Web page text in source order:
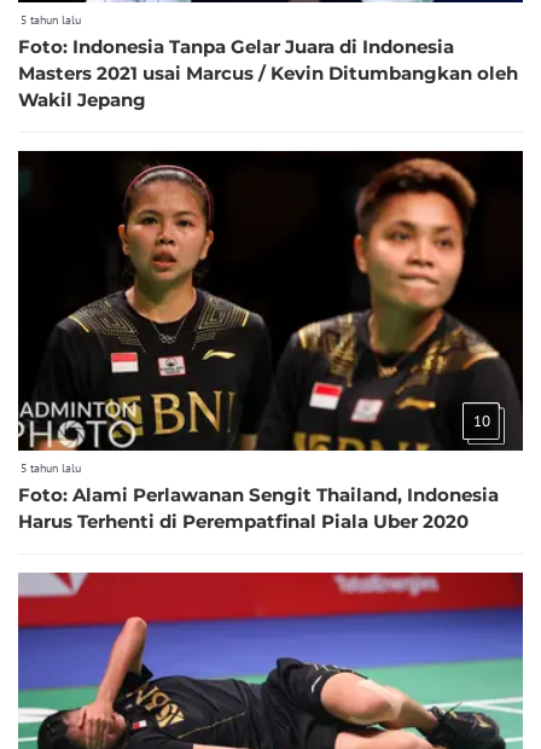
5 tahun lalu
Foto: Indonesia Tanpa Gelar Juara di Indonesia
Masters 2021 usai Marcus / Kevin Ditumbangkan oleh
Wakil Jepang
10
5 tahun lalu
Foto: Alami Perlawanan Sengit Thailand, Indonesia
Harus Terhenti di Perempatfinal Piala Uber 2020